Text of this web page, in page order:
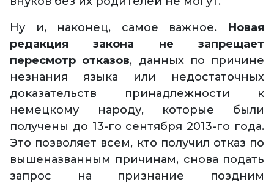
Ну и, наконец, самое важное. Новая
редакция закона не запрещает
пересмотр отказов, данных по причине
незнания языка или недостаточных
доказательств принадлежности к
немецкому народу, которые были
получены до 13-го сентября 2013-го года.
Это позволяет всем, кто получил отказ по
вышеназванным причинам, снова подать
запрос на признание поздним